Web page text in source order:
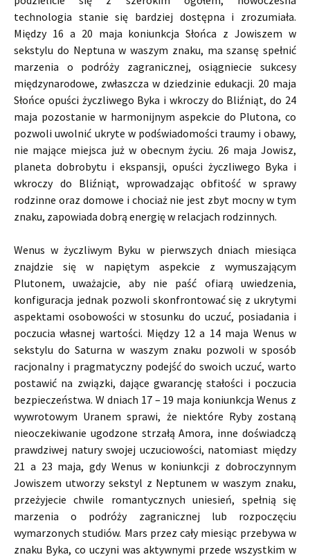
technologia stanie się bardziej dostępna i zrozumiała.
Między 16 a 20 maja koniunkcja Słońca z Jowiszem w
sekstylu do Neptuna w waszym znaku, ma szansę spełnić
marzenia o podróży zagranicznej, osiągniecie sukcesy
międzynarodowe, zwłaszcza w dziedzinie edukacji. 20 maja
Słońce opuści życzliwego Byka i wkroczy do Bliźniąt, do 24
maja pozostanie w harmonijnym aspekcie do Plutona, co
pozwoli uwolnić ukryte w podświadomości traumy i obawy,
nie mające miejsca już w obecnym życiu. 26 maja Jowisz,
planeta dobrobytu i ekspansji, opuści życzliwego Byka i
wkroczy do Bliźniąt, wprowadzając obfitość w sprawy
rodzinne oraz domowe i chociaż nie jest zbyt mocny w tym
znaku, zapowiada dobrą energię w relacjach rodzinnych.
Wenus w życzliwym Byku w pierwszych dniach miesiąca
znajdzie się w napiętym aspekcie z wymuszającym
Plutonem, uważajcie, aby nie paść ofiarą uwiedzenia,
konfiguracja jednak pozwoli skonfrontować się z ukrytymi
aspektami osobowości w stosunku do uczuć, posiadania i
poczucia własnej wartości. Między 12 a 14 maja Wenus w
sekstylu do Saturna w waszym znaku pozwoli w sposób
racjonalny i pragmatyczny podejść do swoich uczuć, warto
postawić na związki, dające gwarancję stałości i poczucia
bezpieczeństwa. W dniach 17 – 19 maja koniunkcja Wenus z
wywrotowym Uranem sprawi, że niektóre Ryby zostaną
nieoczekiwanie ugodzone strzałą Amora, inne doświadczą
prawdziwej natury swojej uczuciowości, natomiast między
21 a 23 maja, gdy Wenus w koniunkcji z dobroczynnym
Jowiszem utworzy sekstyl z Neptunem w waszym znaku,
przeżyjecie chwile romantycznych uniesień, spełnią się
marzenia o podróży zagranicznej lub rozpoczęciu
wymarzonych studiów. Mars przez cały miesiąc przebywa w
znaku Byka, co uczyni was aktywnymi przede wszystkim w